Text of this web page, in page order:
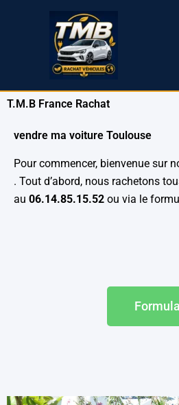
T.M.B France Rachat
vendre ma voiture Toulouse
Pour commencer, bienvenue sur
. Tout d’abord, nous rachetons
au 06.14.85.15.52 ou via le